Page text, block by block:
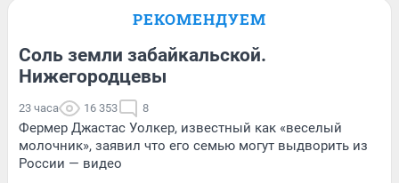
РЕКОМЕНДУЕМ
Соль земли забайкальской.
Нижегородцевы
23 часа 16 353 8
Фермер Джастас Уолкер, известный как «веселый
молочник», заявил что его семью могут выдворить из
России — видео